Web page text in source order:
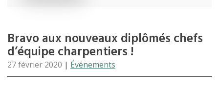
Bravo aux nouveaux diplômés chefs
d’équipe charpentiers !
27 février 2020 | Événements